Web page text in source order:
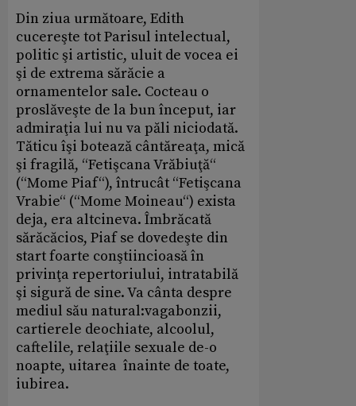
Din ziua următoare, Edith
cucereşte tot Parisul intelectual,
politic şi artistic, uluit de vocea ei
şi de extrema sărăcie a
ornamentelor sale. Cocteau o
proslăveşte de la bun început, iar
admiraţia lui nu va păli niciodată.
Tăticu îşi botează cântăreaţa, mică
şi fragilă, “Fetişcana Vrăbiuţă“
(“Mome Piaf“), întrucât “Fetişcana
Vrabie“ (“Mome Moineau“) exista
deja, era altcineva. Îmbrăcată
sărăcăcios, Piaf se dovedeşte din
start foarte conştiincioasă în
privinţa repertoriului, intratabilă
şi sigură de sine. Va cânta despre
mediul său natural:vagabonzii,
cartierele deochiate, alcoolul,
caftelile, relaţiile sexuale de-o
noapte, uitarea înainte de toate,
iubirea.